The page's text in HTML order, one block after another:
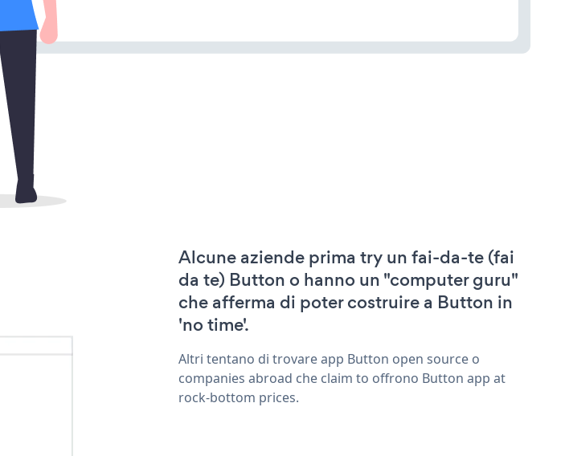
Alcune aziende prima try un fai-da-te (fai
da te) Button o hanno un "computer guru"
che afferma di poter costruire a Button in
'no time'.
Altri tentano di trovare app Button open source o
companies abroad che claim to offrono Button app at
rock-bottom prices.